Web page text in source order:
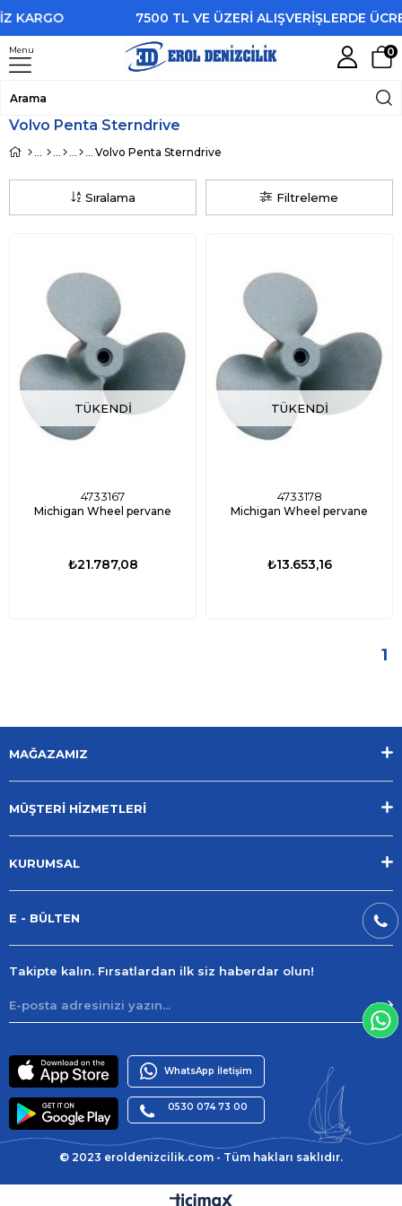
KARGO 7500 TL VE ÜZERİ ALIŞVERİŞLERDE
Menu 0
Volvo Penta Sterndrive
Volvo Penta Sterndrive
Filtreleme
Sıralama
TÜKENDI
4733167
Michigan Wheel pervane
₺21.787,08
TÜKENDI
4733178
Michigan Wheel pervane
₺13.653,16
1
MAĞAZAMIZ
MÜŞTERİ HİZMETLERİ
KURUMSAL
E - BÜLTEN
Takipte kalın. Fırsatlardan ilk siz haberdar olun!
WhatsApp İletişim
0530 074 73 00
© 2023 eroldenizcilik.com - Tüm hakları saklıdır.